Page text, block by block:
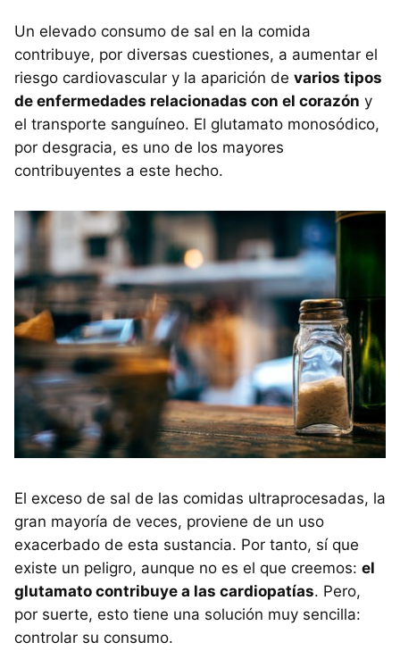
Un elevado consumo de sal en la comida
contribuye, por diversas cuestiones, a aumentar el
riesgo cardiovascular y la aparición de varios tipos
de enfermedades relacionadas con el corazón y
el transporte sanguíneo. El glutamato monosódico,
por desgracia, es uno de los mayores
contribuyentes a este hecho.
El exceso de sal de las comidas ultraprocesadas, la
gran mayoría de veces, proviene de un uso
exacerbado de esta sustancia. Por tanto, sí que
existe un peligro, aunque no es el que creemos: el
glutamato contribuye a las cardiopatías. Pero,
por suerte, esto tiene una solución muy sencilla:
controlar su consumo.